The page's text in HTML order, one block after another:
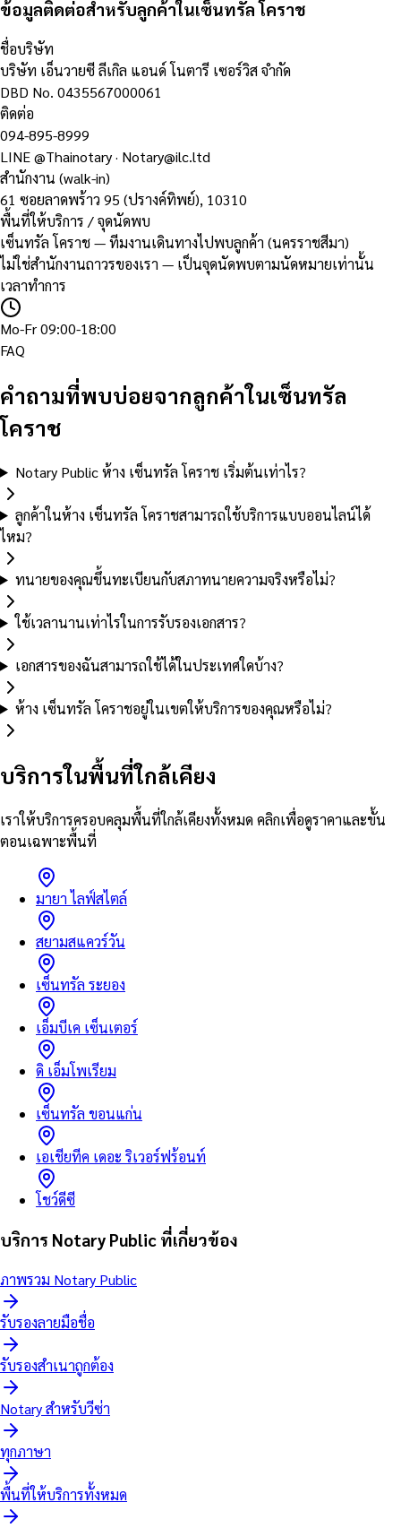
ข้อมูลติดต่อสำหรับลูกค้าในเซ็นทรัล โคราช
ชื่อบริษัท
บริษัท เอ็นวายซี ลีเกิล แอนด์ โนตารี เซอร์วิส จำกัด
DBD No. 0435567000061
ติดต่อ
094-895-8999
LINE@Thainotary· Notary@ilc.ltd
สำนักงาน (walk-in)
61 ซอยลาดพร้าว 95 (ปรางค์ทิพย์), 10310
พื้นที่ให้บริการ / จุดนัดพบ
เซ็นทรัล โคราช — ทีมงานเดินทางไปพบลูกค้า (นครราชสีมา)
ไม่ใช่สำนักงานถาวรของเรา — เป็นจุดนัดพบตามนัดหมายเท่านั้น
เวลาทำการ
Mo-Fr 09:00-18:00
FAQ
คำถามที่พบบ่อยจากลูกค้าในเซ็นทรัล
โคราช
Notary Public ห้าง เซ็นทรัล โคราช เริ่มต้นเท่าไร?
ลูกค้าในห้าง เซ็นทรัล โคราชสามารถใช้บริการแบบออนไลน์ได้
ไหม?
ทนายของคุณขึ้นทะเบียนกับสภาทนายความจริงหรือไม่?
ใช้เวลานานเท่าไรในการรับรองเอกสาร?
เอกสารของฉันสามารถใช้ได้ในประเทศใดบ้าง?
ห้าง เซ็นทรัล โคราชอยู่ในเขตให้บริการของคุณหรือไม่?
บริการในพื้นที่ใกล้เคียง
เราให้บริการครอบคลุมพื้นที่ใกล้เคียงทั้งหมด คลิกเพื่อดูราคาและขั้น
ตอนเฉพาะพื้นที่
มายา ไลฟ์สไตล์
สยามสแควร์วัน
เซ็นทรัล ระยอง
เอ็มบีเค เซ็นเตอร์
ดิ เอ็มโพเรียม
เซ็นทรัล ขอนแก่น
เอเชียทีค เดอะ ริเวอร์ฟร้อนท์
โชว์ดีซี
บริการ Notary Public ที่เกี่ยวข้อง
ภาพรวม Notary Public
รับรองลายมือชื่อ
รับรองสำเนาถูกต้อง
Notary สำหรับวีซ่า
ทุกภาษา
พื้นที่ให้บริการทั้งหมด